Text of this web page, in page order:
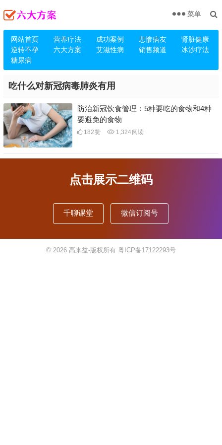
网站首页 营养疗法 成功案例 悲惨病友
肾脏健康
逆转不孕
六大方案 艾滋性病 销售频道
冰沙疗法
糖尿病
菜单
吃什么对新冠病毒肺炎有用
防治新冠饮食管理：5种要吃的食物和4种
要避免的食物
182赞 1,324阅读
点击展示二维码
千聊课堂 微信订阅号
© 2026 高来益-版权所有 粤ICP备17122293号